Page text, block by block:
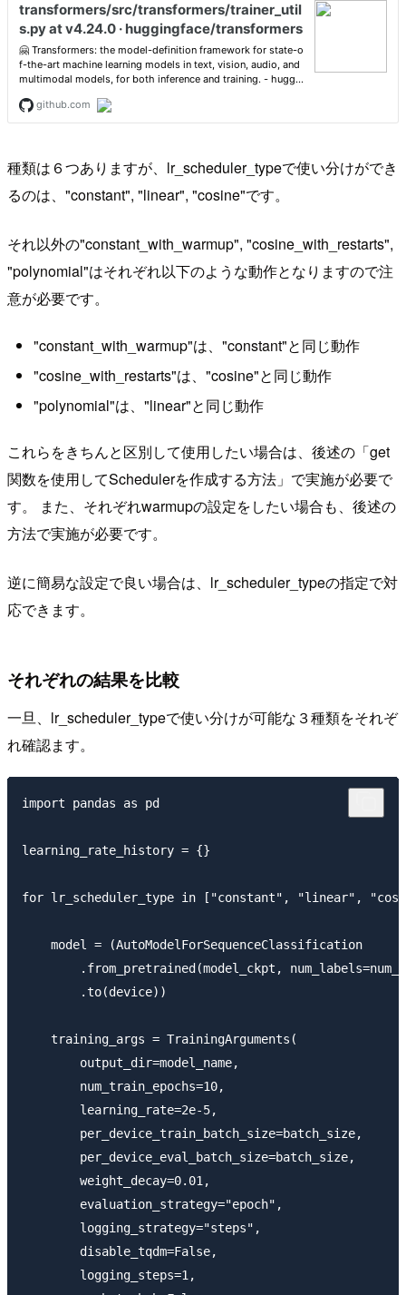
種類は６つありますが、lr_scheduler_typeで使い分けができ
るのは、"constant", "linear", "cosine"です。
それ以外の"constant_with_warmup", "cosine_with_restarts",
"polynomial"はそれぞれ以下のような動作となりますので注
意が必要です。
"constant_with_warmup"は、"constant"と同じ動作
"cosine_with_restarts"は、"cosine"と同じ動作
"polynomial"は、"linear"と同じ動作
これらをきちんと区別して使用したい場合は、後述の「get
関数を使用してSchedulerを作成する方法」で実施が必要で
す。 また、それぞれwarmupの設定をしたい場合も、後述の
方法で実施が必要です。
逆に簡易な設定で良い場合は、lr_scheduler_typeの指定で対
応できます。
それぞれの結果を比較
一旦、lr_scheduler_typeで使い分けが可能な３種類をそれぞ
れ確認ます。
import pandas as pd
learning_rate_history = {}
for lr_scheduler_type in ["constant", "linear",
    model = (AutoModelForSequenceClassification
.from_pretrained(model_ckpt,
        .to(device))
    training_args = TrainingArguments(
        output_dir=model_name,
        num_train_epochs=10,
        learning_rate=2e-5,
        per_device_train_batch_size=batch_size,
        per_device_eval_batch_size=batch_size,
        weight_decay=0.01,
        evaluation_strategy="epoch",
        logging_strategy="steps",
        disable_tqdm=False,
        logging_steps=1,